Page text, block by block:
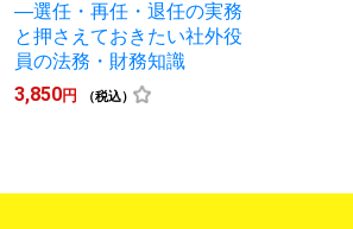
―選任・再任・退任の実務
と押さえておきたい社外役
員の法務・財務知識
3,850円 （税込）